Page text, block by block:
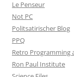
Le Penseur
Not PC
Politsatirischer Blog
PPQ
Retro Programming
Ron Paul Institute